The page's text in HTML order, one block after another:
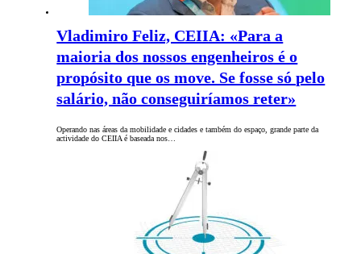
Vladimiro Feliz, CEIIA: «Para a
maioria dos nossos engenheiros é o
propósito que os move. Se fosse só pelo
salário, não conseguiríamos reter»
Operando nas áreas da mobilidade e cidades e também do espaço, grande parte da
actividade do CEIIA é baseada nos…